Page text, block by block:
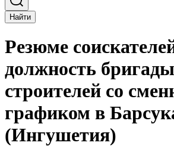
Найти
Резюме
должность бригады
строителей со
графиком в
(Ингушетия)